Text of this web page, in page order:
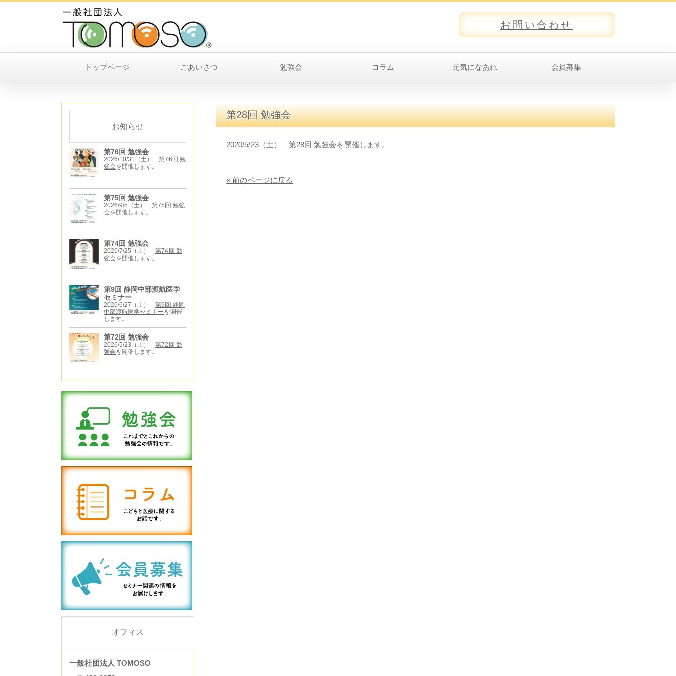
お問い合わせ
トップページ ごあいさつ 勉強会 コラム 元気になあれ 会員募集
第28回 勉強会
2020/5/23（土） 第28回 勉強会を開催します。
« 前のページに戻る
お知らせ
第76回 勉強会
2026/10/31（土） 第76回 勉
強会を開催します。
第75回 勉強会
2026/9/5（土） 第75回 勉強
会を開催します。
第74回 勉強会
2026/7/25（土） 第74回 勉
強会を開催します。
第9回 静岡中部渡航医学
セミナー
2026/6/27（土） 第9回 静岡
中部渡航医学セミナーを開催
します。
第72回 勉強会
2026/5/23（土） 第72回 勉
強会を開催します。
オフィス
一般社団法人 TOMOSO